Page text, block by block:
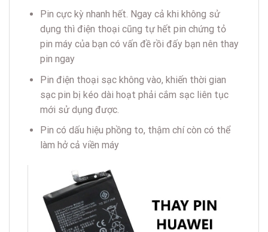
Pin cực kỳ nhanh hết. Ngay cả khi không sử
dụng thì điện thoại cũng tự hết pin chứng tỏ
pin máy của bạn có vấn đề rồi đấy bạn nên thay
pin ngay
Pin điện thoại sạc không vào, khiến thời gian
sạc pin bị kéo dài hoạt phải cắm sạc liên tục
mới sử dụng được.
Pin có dấu hiệu phồng to, thậm chí còn có thể
làm hở cả viền máy